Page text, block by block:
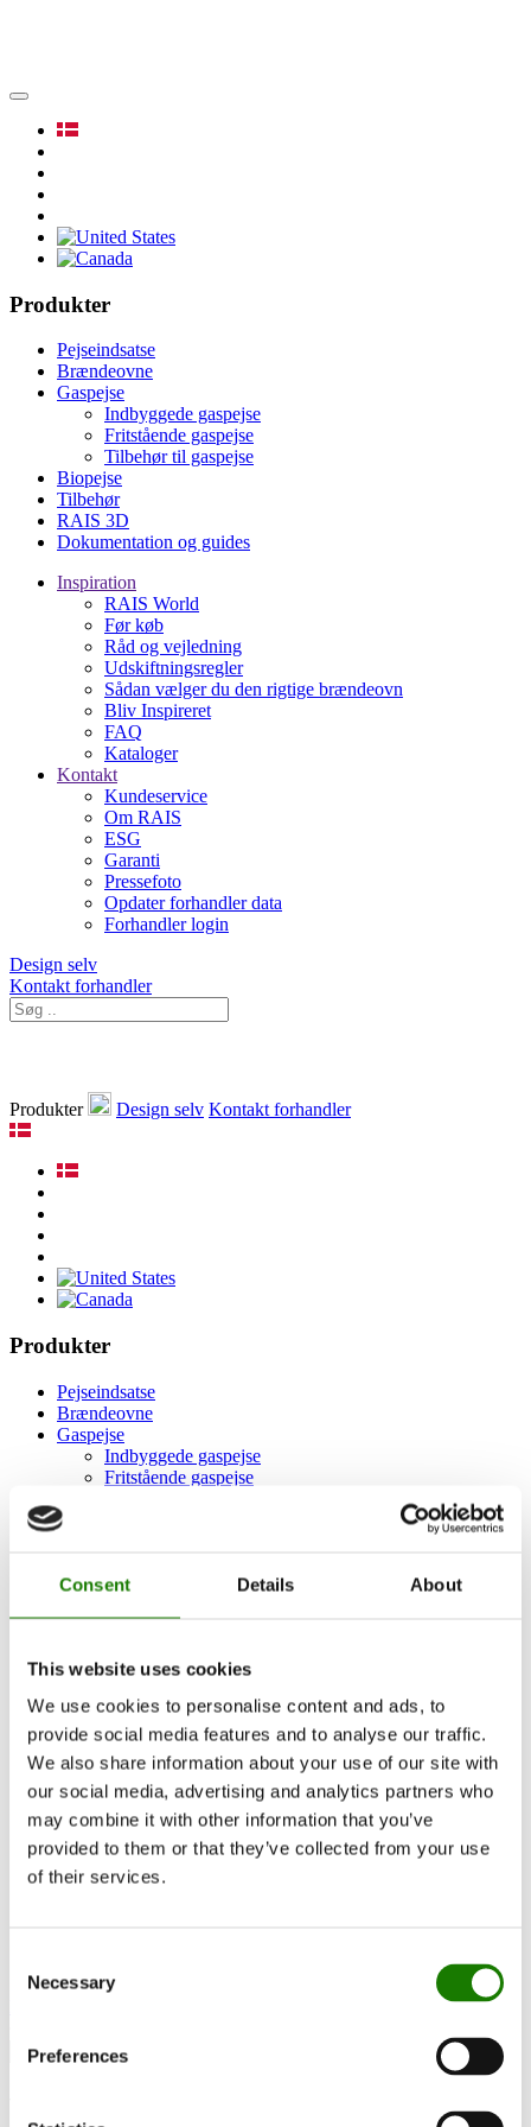
Consent Details About
This website uses cookies
We use cookies to personalise content and ads, to
provide social media features and to analyse our traffic.
We also share information about your use of our site with
our social media, advertising and analytics partners who
may combine it with other information that you’ve
provided to them or that they’ve collected from your use
of their services.
Selection
Necessary
Preferences
Produkter
Pejseindsatse
Brændeovne
Gaspejse
Indbyggede gaspejse
Fritstående gaspejse
Tilbehør til gaspejse
Biopejse
Tilbehør
RAIS 3D
Dokumentation og guides
Inspiration
RAIS World
Før køb
Råd og vejledning
Udskiftningsregler
Sådan vælger du den rigtige brændeovn
Bliv Inspireret
FAQ
Kataloger
Kontakt
Kundeservice
Om RAIS
ESG
Garanti
Pressefoto
Opdater forhandler data
Forhandler login
Design selv
Kontakt forhandler
Produkter Design selv Kontakt forhandler
Produkter
Pejseindsatse
Brændeovne
Gaspejse
Indbyggede gaspejse
Fritstående gaspejse
Biopejse
Dokumentation og guides
Inspiration
Før køb
Udskiftningsregler
Sådan vælger du den rigtige brændeovn
Bliv Inspireret
FAQ
Kataloger
Kontakt
Kundeservice
Om RAIS
ESG
Visio 160 F Gas